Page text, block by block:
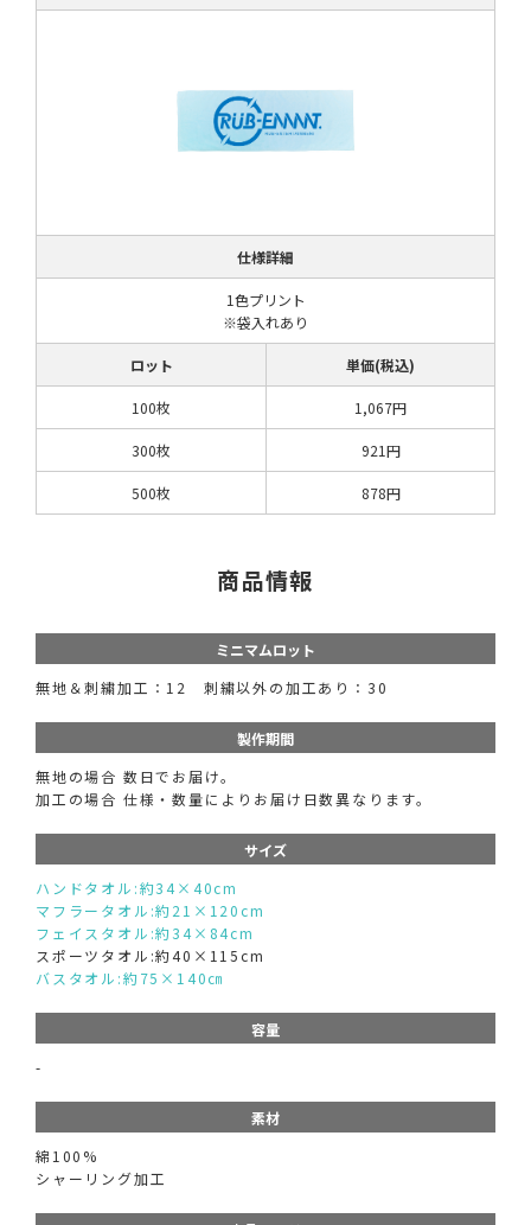
仕様詳細
1色プリント
※袋入れあり
ロット 単価(税込)
100枚 1,067円
300枚 921円
500枚 878円
商品情報
ミニマムロット
無地＆刺繍加工：12 刺繍以外の加工あり：30
製作期間
無地の場合 数日でお届け。
加工の場合 仕様・数量によりお届け日数異なります。
サイズ
ハンドタオル:約34×40cm
マフラータオル:約21×120cm
フェイスタオル:約34×84cm
スポーツタオル:約40×115cm
バスタオル:約75×140㎝
容量
-
素材
綿100%
シャーリング加工